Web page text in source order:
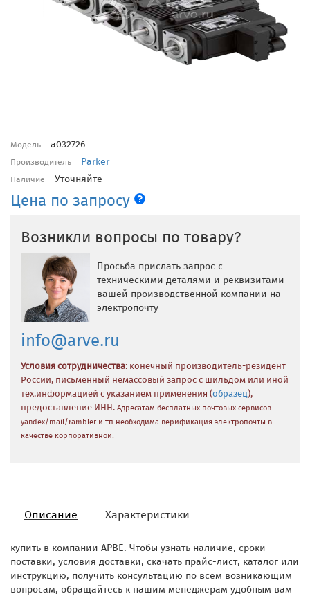
Модель a032726
Производитель Parker
Наличие Уточняйте
Цена по запросу
Возникли вопросы по товару?
Просьба прислать запрос с
техническими деталями и реквизитами
вашей производственной компании на
электропочту
info@arve.ru
Условия сотрудничества: конечный производитель-резидент
России, письменный немассовый запрос с шильдом или иной
тех.информацией с указанием применения (образец),
предоставление ИНН. Адресатам бесплатных почтовых сервисов
yandex/mail/rambler и тп необходима верификация электропочты в
качестве корпоративной.
Описание Характеристики
купить в компании АРВЕ. Чтобы узнать наличие, сроки
поставки, условия доставки, скачать прайс-лист, каталог или
инструкцию, получить консультацию по всем возникающим
вопросам, обращайтесь к нашим менеджерам удобным вам